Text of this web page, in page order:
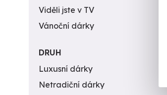
Viděli jste v TV
Vánoční dárky
DRUH
Luxusní dárky
Netradiční dárky